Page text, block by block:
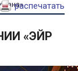
распечатать
«ЭЙР